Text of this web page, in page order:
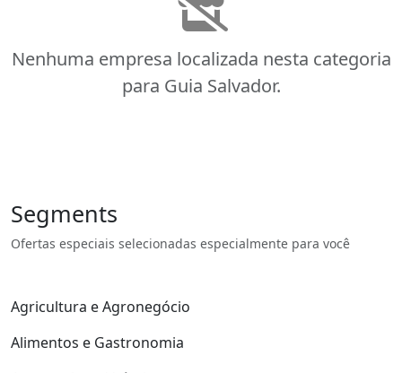
Nenhuma empresa localizada nesta categoria
para Guia Salvador.
Segments
Ofertas especiais selecionadas especialmente para você
Agricultura e Agronegócio
Alimentos e Gastronomia